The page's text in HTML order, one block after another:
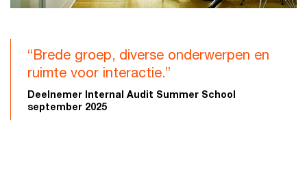
“Brede groep, diverse onderwerpen en
ruimte voor interactie.”
Deelnemer Internal Audit Summer School
september 2025